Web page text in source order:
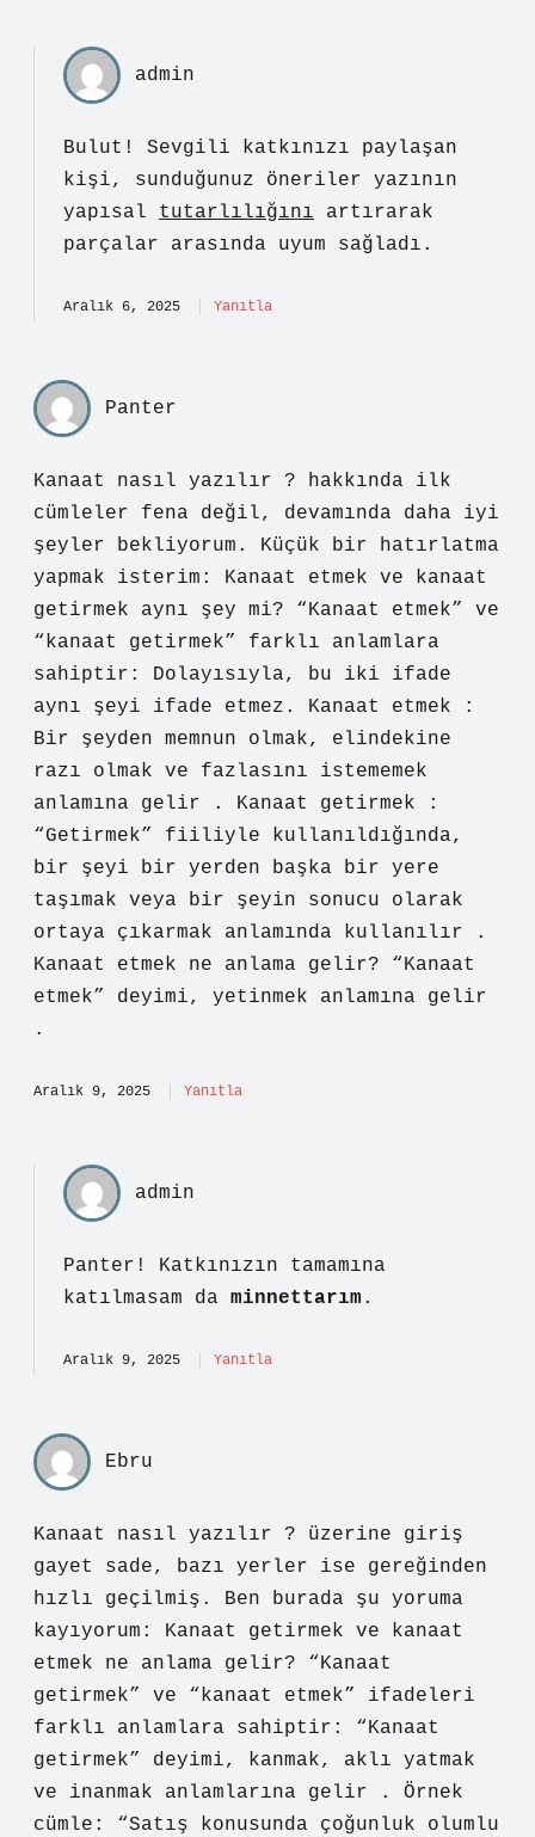
admin
Bulut! Sevgili katkınızı paylaşan
kişi, sunduğunuz öneriler yazının
yapısal tutarlılığını artırarak
parçalar arasında uyum sağladı.
Aralık 6, 2025 Yanıtla
Panter
Kanaat nasıl yazılır ? hakkında ilk
cümleler fena değil, devamında daha iyi
şeyler bekliyorum. Küçük bir hatırlatma
yapmak isterim: Kanaat etmek ve kanaat
getirmek aynı şey mi? “Kanaat etmek” ve
“kanaat getirmek” farklı anlamlara
sahiptir: Dolayısıyla, bu iki ifade
aynı şeyi ifade etmez. Kanaat etmek :
Bir şeyden memnun olmak, elindekine
razı olmak ve fazlasını istememek
anlamına gelir . Kanaat getirmek :
“Getirmek” fiiliyle kullanıldığında,
bir şeyi bir yerden başka bir yere
taşımak veya bir şeyin sonucu olarak
ortaya çıkarmak anlamında kullanılır .
Kanaat etmek ne anlama gelir? “Kanaat
etmek” deyimi, yetinmek anlamına gelir
.
Aralık 9, 2025 Yanıtla
admin
Panter! Katkınızın tamamına
katılmasam da minnettarım .
Aralık 9, 2025 Yanıtla
Ebru
Kanaat nasıl yazılır ? üzerine giriş
gayet sade, bazı yerler ise gereğinden
hızlı geçilmiş. Ben burada şu yoruma
kayıyorum: Kanaat getirmek ve kanaat
etmek ne anlama gelir? “Kanaat
getirmek” ve “kanaat etmek” ifadeleri
farklı anlamlara sahiptir: “Kanaat
getirmek” deyimi, kanmak, aklı yatmak
ve inanmak anlamlarına gelir . Örnek
cümle: “Satış konusunda çoğunluk olumlu